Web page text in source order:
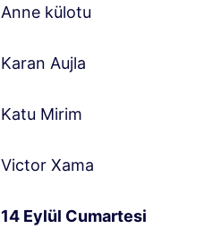
Anne külotu
Karan Aujla
Katu Mirim
Victor Xama
14 Eylül Cumartesi